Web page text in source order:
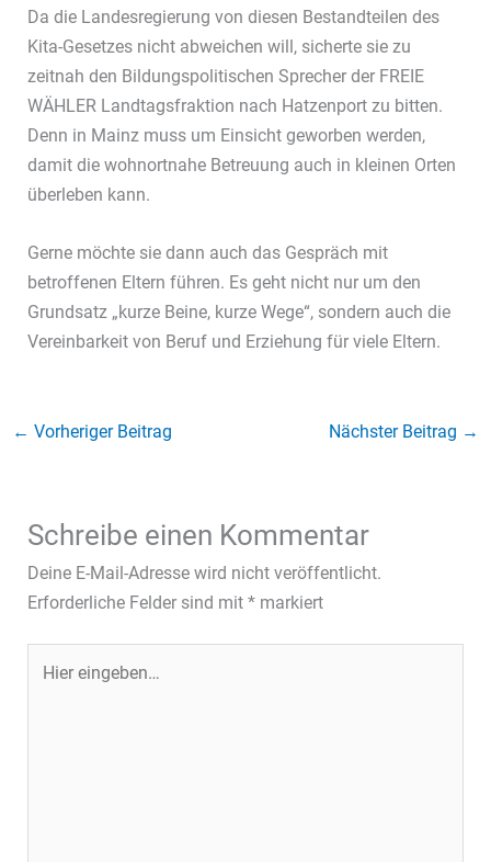
Da die Landesregierung von diesen Bestandteilen des
Kita-Gesetzes nicht abweichen will, sicherte sie zu
zeitnah den Bildungspolitischen Sprecher der FREIE
WÄHLER Landtagsfraktion nach Hatzenport zu bitten.
Denn in Mainz muss um Einsicht geworben werden,
damit die wohnortnahe Betreuung auch in kleinen Orten
überleben kann.
Gerne möchte sie dann auch das Gespräch mit
betroffenen Eltern führen. Es geht nicht nur um den
Grundsatz „kurze Beine, kurze Wege“, sondern auch die
Vereinbarkeit von Beruf und Erziehung für viele Eltern.
← Vorheriger Beitrag Nächster Beitrag →
Schreibe einen Kommentar
Deine E-Mail-Adresse wird nicht veröffentlicht.
Erforderliche Felder sind mit* markiert
eingeben…